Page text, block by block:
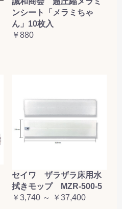
ンシート「メラミちゃ
ん」10枚入
￥880
セイワ ザラザラ床用水
拭きモップ MZR-500-5
￥3,740 ～ ￥37,400